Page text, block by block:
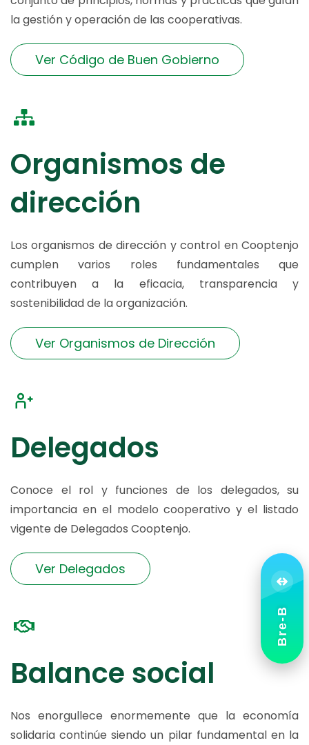
Bre-B
la gestión y operación de las cooperativas.
Ver Código de Buen Gobierno
Organismos de
dirección
Los organismos de dirección y control en Cooptenjo
cumplen varios roles fundamentales que
contribuyen a la eficacia, transparencia y
sostenibilidad de la organización.
Ver Organismos de Dirección
Delegados
Conoce el rol y funciones de los delegados, su
importancia en el modelo cooperativo y el listado
vigente de Delegados Cooptenjo.
Ver Delegados
Balance social
Nos enorgullece enormemente que la economía
solidaria continúe siendo un pilar fundamental en la